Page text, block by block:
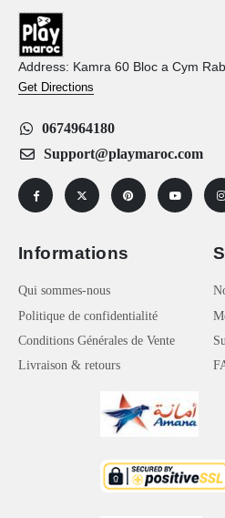
Address: Kamra 60 Bloc a Cym
Get Directions
0674964180
Support@playmaroc.com
Informations
Qui sommes-nous
Politique de confidentialité
Conditions Générales de Vente
Livraison & retours